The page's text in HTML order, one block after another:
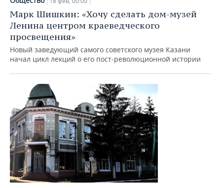
Марк Шишкин: «Хочу сделать дом-музей
Ленина центром краеведческого
просвещения»
Новый заведующий самого советского музея Казани
начал цикл лекций о его пост-революционной истории